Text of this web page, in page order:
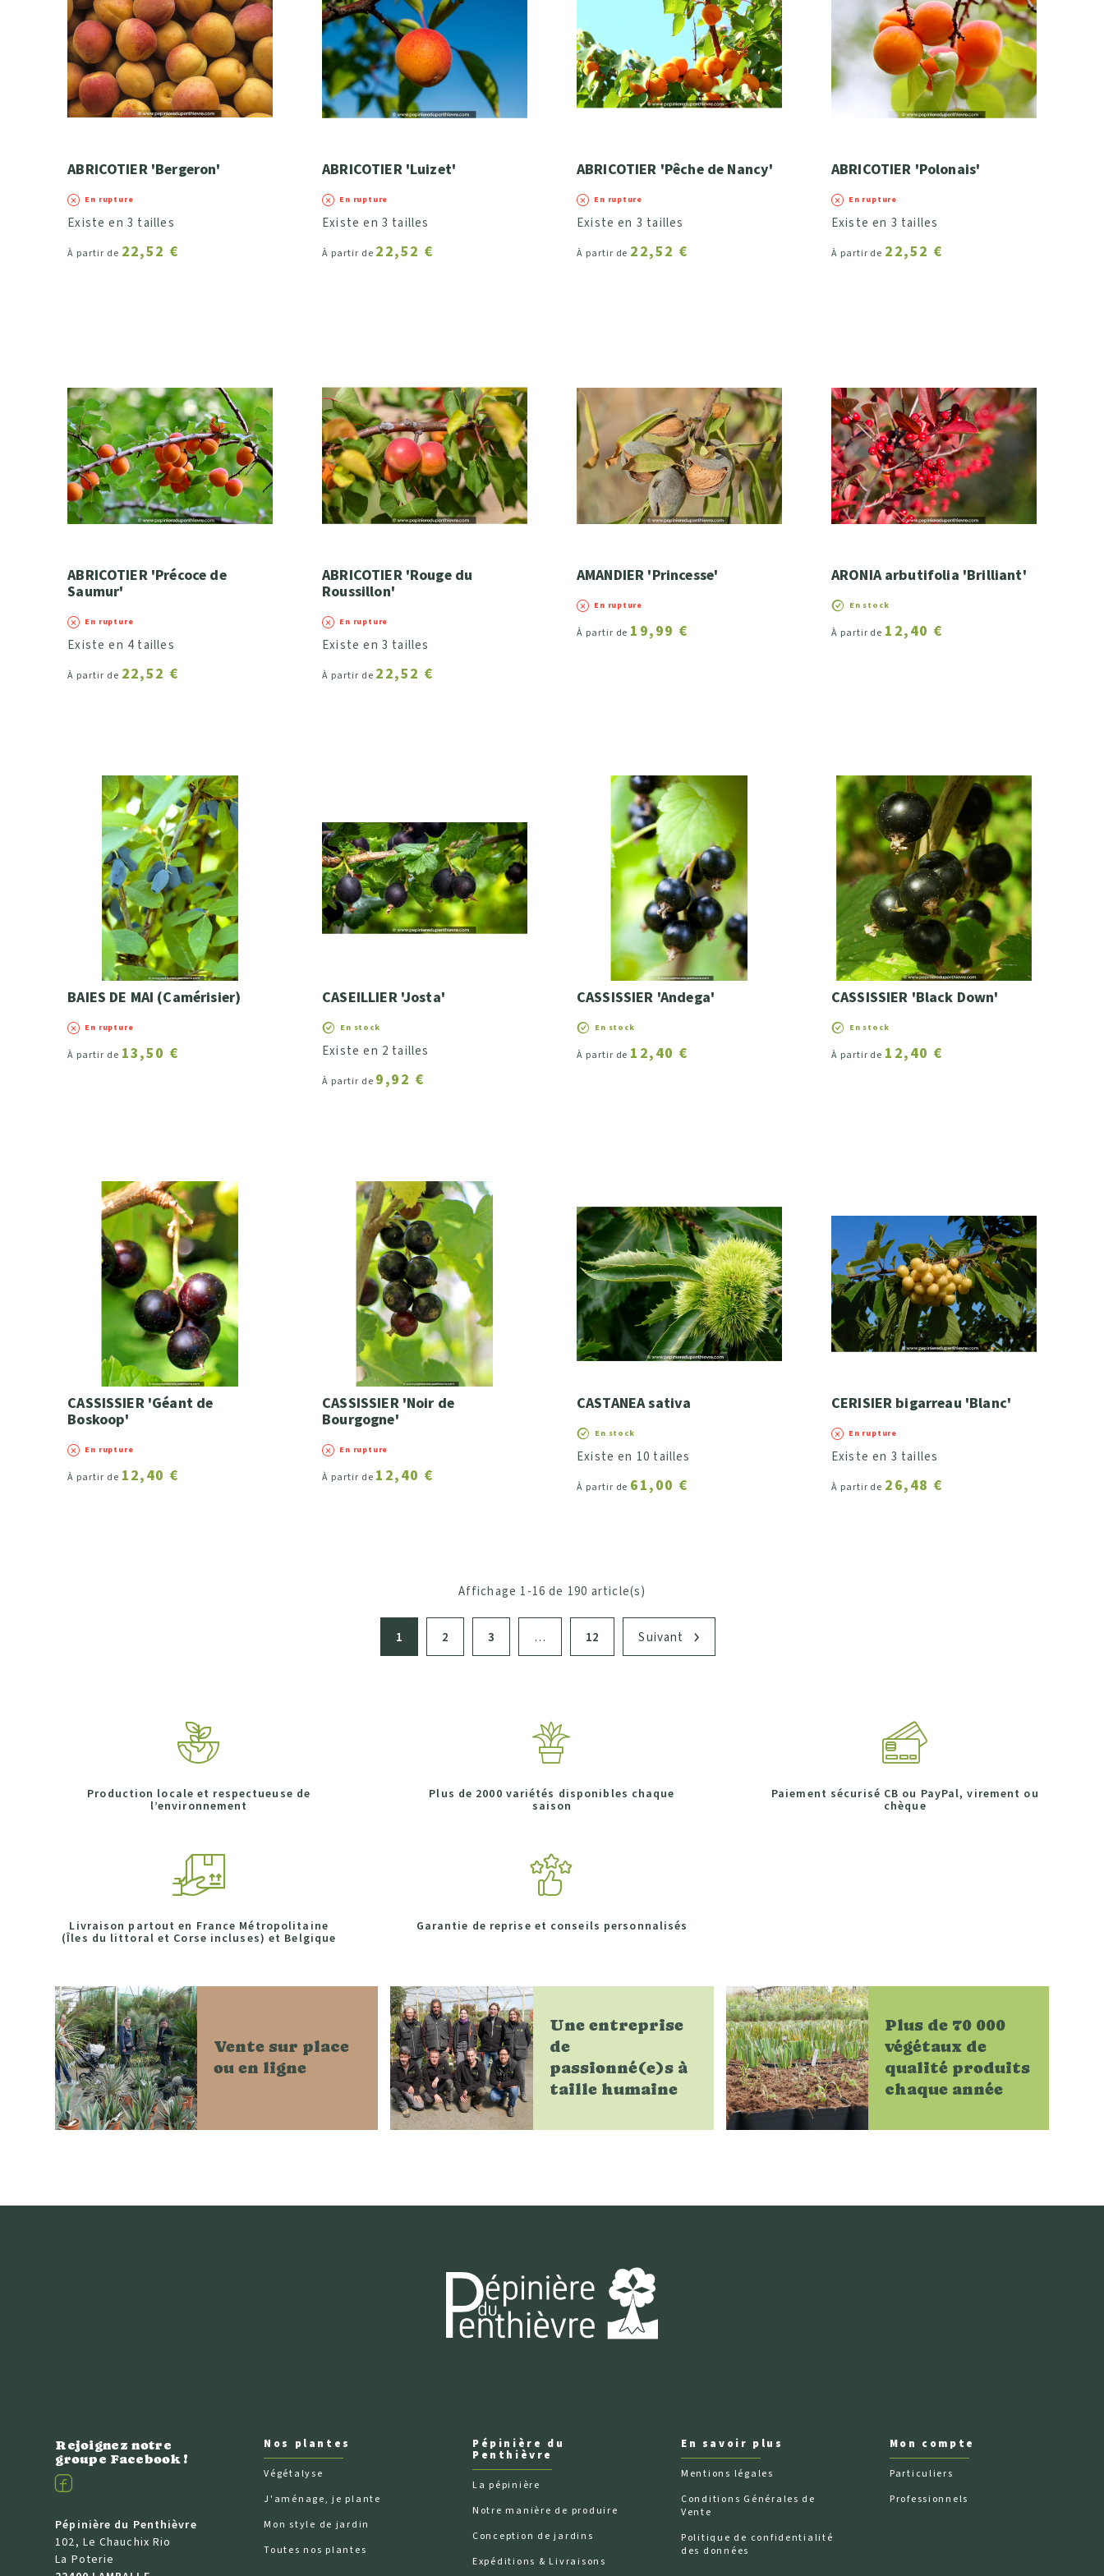
Hauteur (développement à l'âge adulte)
Largeur (développement à l'âge adulte)
Intérêt saisonnier (fleurs, fruits, feuillage ou tronc)
b - Estival
c - Automnal
d - Hivernal
ABRICOTIER 'Bergeron'
En rupture
Existe en 3 tailles
À partir de 22,52 €
ABRICOTIER 'Luizet'
En rupture
Existe en 3 tailles
À partir de 22,52 €
ABRICOTIER 'Pêche de Nancy'
En rupture
Existe en 3 tailles
À partir de 22,52 €
ABRICOTIER 'Polonais'
En rupture
Existe en 3 tailles
À partir de 22,52 €
ABRICOTIER 'Précoce de
Saumur'
En rupture
Existe en 4 tailles
À partir de 22,52 €
ABRICOTIER 'Rouge du
Roussillon'
En rupture
Existe en 3 tailles
À partir de 22,52 €
AMANDIER 'Princesse'
En rupture
À partir de 19,99 €
ARONIA arbutifolia 'Brilliant'
En stock
À partir de 12,40 €
BAIES DE MAI (Camérisier)
En rupture
À partir de 13,50 €
CASEILLIER 'Josta'
En stock
Existe en 2 tailles
À partir de 9,92 €
CASSISSIER 'Andega'
En stock
À partir de 12,40 €
CASSISSIER 'Black Down'
En stock
À partir de 12,40 €
CASSISSIER 'Géant de
Boskoop'
En rupture
À partir de 12,40 €
CASSISSIER 'Noir de
Bourgogne'
En rupture
À partir de 12,40 €
CASTANEA sativa
En stock
Existe en 10 tailles
À partir de 61,00 €
CERISIER bigarreau 'Blanc'
En rupture
Existe en 3 tailles
À partir de 26,48 €
Affichage 1-16 de 190 article(s)
1 2 3 … 12 Suivant
Production locale et respectueuse de
l’environnement
Plus de 2000 variétés disponibles chaque
saison
Paiement sécurisé CB ou PayPal, virement ou
chèque
Livraison partout en France Métropolitaine
(Îles du littoral et Corse incluses) et Belgique
Garantie de reprise et conseils personnalisés
Vente sur place
ou en ligne
Une entreprise
de
passionné(e)s à
taille humaine
Plus de 70 000
végétaux de
qualité produits
chaque année
Rejoignez notre
groupe Facebook !
Facebook
Pépinière du Penthièvre
102, Le Chauchix Rio
La Poterie
Nos plantes
Végétalyse
J'aménage, je plante
Mon style de jardin
Toutes nos plantes
Pépinière du
Penthièvre
La pépinière
Notre manière de produire
Conception de jardins
Expéditions & Livraisons
En savoir plus
Mentions légales
Conditions Générales de
Vente
Politique de confidentialité
des données
Mon compte
Particuliers
Professionnels